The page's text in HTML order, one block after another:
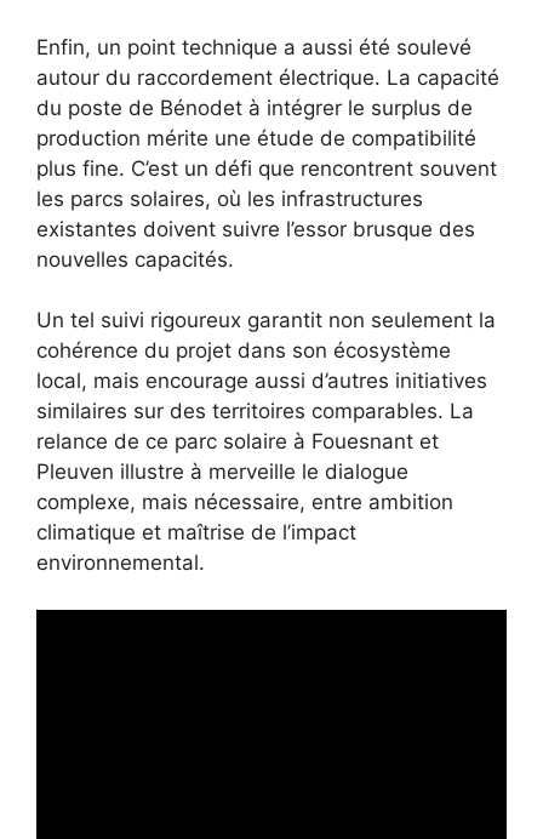
Enfin, un point technique a aussi été soulevé
autour du raccordement électrique. La capacité
du poste de Bénodet à intégrer le surplus de
production mérite une étude de compatibilité
plus fine. C’est un défi que rencontrent souvent
les parcs solaires, où les infrastructures
existantes doivent suivre l’essor brusque des
nouvelles capacités.
Un tel suivi rigoureux garantit non seulement la
cohérence du projet dans son écosystème
local, mais encourage aussi d’autres initiatives
similaires sur des territoires comparables. La
relance de ce parc solaire à Fouesnant et
Pleuven illustre à merveille le dialogue
complexe, mais nécessaire, entre ambition
climatique et maîtrise de l’impact
environnemental.